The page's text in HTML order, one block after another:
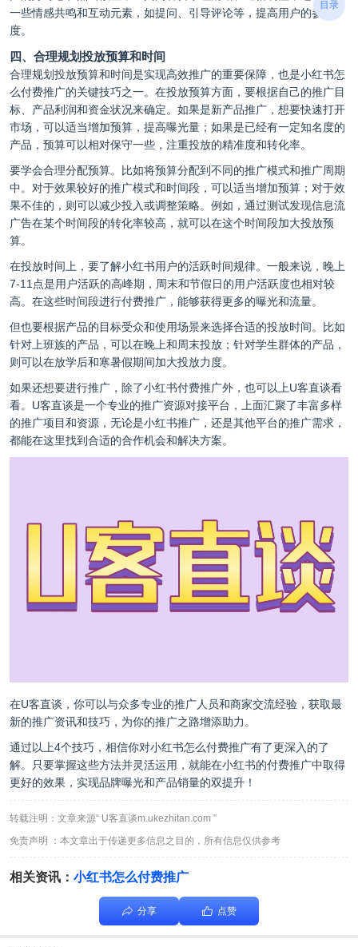
一些情感共鸣和互动元素，如提问、引导评论等，提高用户的参与
度。
四、合理规划投放预算和时间
合理规划投放预算和时间是实现高效推广的重要保障，也是小红书怎
么付费推广的关键技巧之一。在投放预算方面，要根据自己的推广目
标、产品利润和资金状况来确定。如果是新产品推广，想要快速打开
市场，可以适当增加预算，提高曝光量；如果是已经有一定知名度的
产品，预算可以相对保守一些，注重投放的精准度和转化率。
要学会合理分配预算。比如将预算分配到不同的推广模式和推广周期
中。对于效果较好的推广模式和时间段，可以适当增加预算；对于效
果不佳的，则可以减少投入或调整策略。例如，通过测试发现信息流
广告在某个时间段的转化率较高，就可以在这个时间段加大投放预
算。
在投放时间上，要了解小红书用户的活跃时间规律。一般来说，晚上
7-11点是用户活跃的高峰期，周末和节假日的用户活跃度也相对较
高。在这些时间段进行付费推广，能够获得更多的曝光和流量。
但也要根据产品的目标受众和使用场景来选择合适的投放时间。比如
针对上班族的产品，可以在晚上和周末投放；针对学生群体的产品，
则可以在放学后和寒暑假期间加大投放力度。
如果还想要进行推广，除了小红书付费推广外，也可以上U客直谈看
看。U客直谈是一个专业的推广资源对接平台，上面汇聚了丰富多样
的推广项目和资源，无论是小红书推广，还是其他平台的推广需求，
都能在这里找到合适的合作机会和解决方案。
在U客直谈，你可以与众多专业的推广人员和商家交流经验，获取最
新的推广资讯和技巧，为你的推广之路增添助力。
通过以上4个技巧，相信你对小红书怎么付费推广有了更深入的了
解。只要掌握这些方法并灵活运用，就能在小红书的付费推广中取得
更好的效果，实现品牌曝光和产品销量的双提升！
转载注明：文章来源“ U客直谈m.ukezhitan.com ”
免责声明 ：本文章出于传递更多信息之目的，所有信息仅供参考
相关资讯： 小红书怎么付费推广
分享 点赞
目录